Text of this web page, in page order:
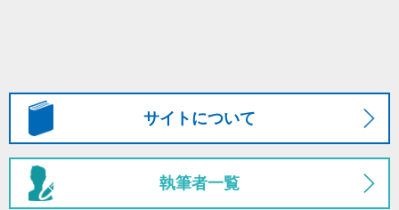
サイトについて
執筆者一覧